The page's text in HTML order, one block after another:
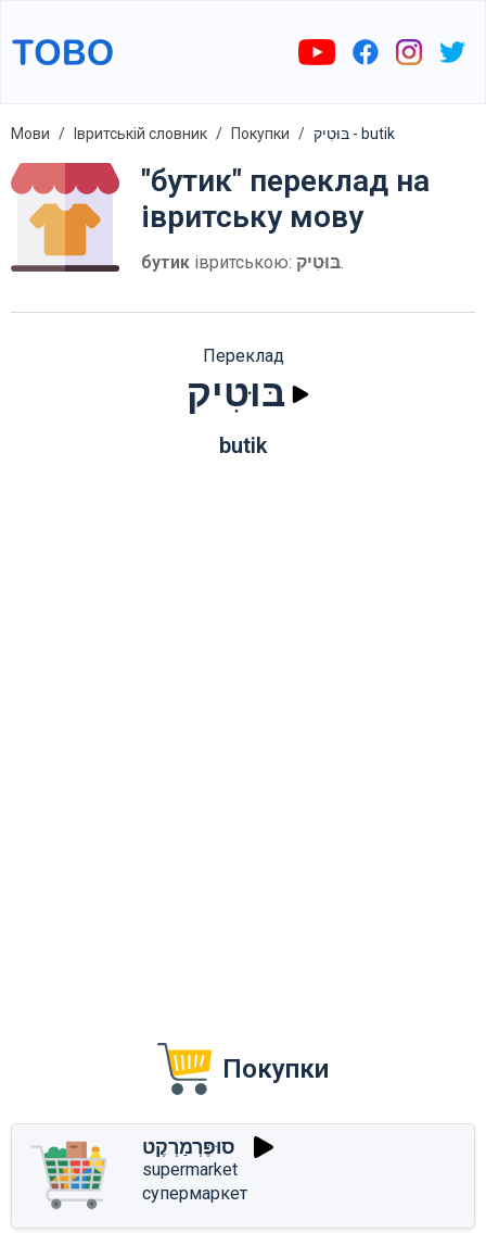
Мови Івритській словник Покупки בּוּטִיק - butik
"бутик" переклад на
івритську мову
бутик івритською: בּוּטִיק.
Переклад
בּוּטִיק
butik
Покупки
סוּפֶּרְמַרְקֶט
supermarket
супермаркет